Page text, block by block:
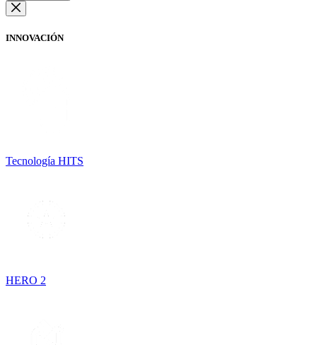
INNOVACIÓN
Tecnología HITS
HERO 2